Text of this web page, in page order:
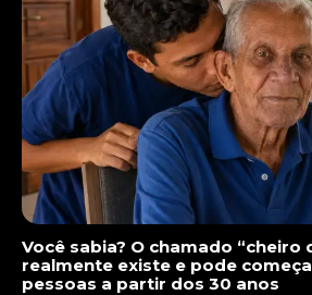
Você sabia? O chamado “cheiro
realmente existe e pode
pessoas a partir dos 30 anos